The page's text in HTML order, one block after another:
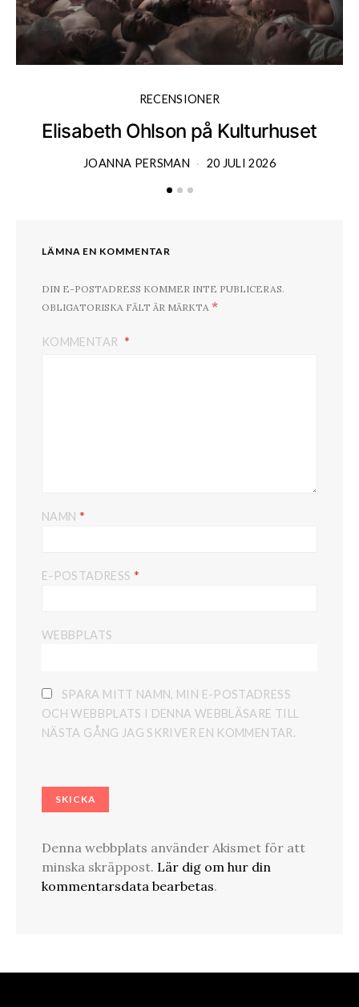
RECENSIONER
Elisabeth Ohlson på Kulturhuset
JOANNA PERSMAN 20 JULI 2026
LÄMNA EN KOMMENTAR
DIN E-POSTADRESS KOMMER INTE PUBLICERAS.
OBLIGATORISKA FÄLT ÄR MÄRKTA *
KOMMENTAR
NAMN *
E-POSTADRESS *
WEBBPLATS
SPARA MITT NAMN, MIN E-POSTADRESS
OCH WEBBPLATS I DENNA WEBBLÄSARE TILL
NÄSTA GÅNG JAG SKRIVER EN KOMMENTAR.
Denna webbplats använder Akismet för att
minska skräppost. Lär dig om hur din
kommentarsdata bearbetas.